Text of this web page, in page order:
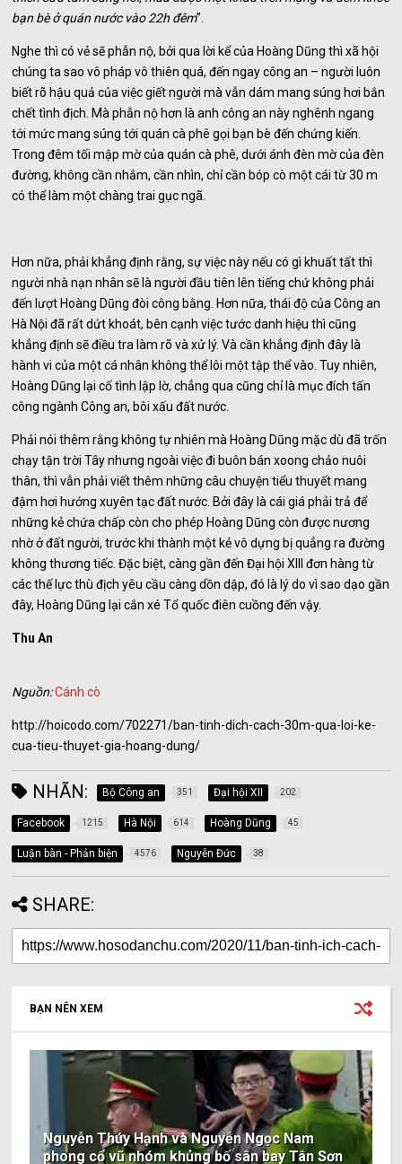
bạn bè ở quán nước vào 22h đêm”.
Nghe thì có vẻ sẽ phẫn nộ, bởi qua lời kể của Hoàng Dũng thì xã hội
chúng ta sao vô pháp vô thiên quá, đến ngay công an – người luôn
biết rõ hậu quả của việc giết người mà vẫn dám mang súng hơi bắn
chết tình địch. Mà phẫn nộ hơn là anh công an này nghênh ngang
tới mức mang súng tới quán cà phê gọi bạn bè đến chứng kiến.
Trong đêm tối mập mờ của quán cà phê, dưới ánh đèn mờ của đèn
đường, không cần nhắm, cần nhìn, chỉ cần bóp cò một cái từ 30 m
có thể làm một chàng trai gục ngã.
Hơn nữa, phải khẳng định rằng, sự việc này nếu có gì khuất tất thì
người nhà nạn nhân sẽ là người đầu tiên lên tiếng chứ không phải
đến lượt Hoàng Dũng đòi công bằng. Hơn nữa, thái độ của Công an
Hà Nội đã rất dứt khoát, bên cạnh việc tước danh hiệu thì cũng
khẳng định sẽ điều tra làm rõ và xử lý. Và cần khẳng định đây là
hành vi của một cá nhân không thể lôi một tập thể vào. Tuy nhiên,
Hoàng Dũng lại cố tình lập lờ, chẳng qua cũng chỉ là mục đích tấn
công ngành Công an, bôi xấu đất nước.
Phải nói thêm rằng không tự nhiên mà Hoàng Dũng mặc dù đã trốn
chạy tận trời Tây nhưng ngoài việc đi buôn bán xoong chảo nuôi
thân, thì vẫn phải viết thêm những câu chuyện tiểu thuyết mang
đậm hơi hướng xuyên tạc đất nước. Bởi đây là cái giá phải trả để
những kẻ chứa chấp còn cho phép Hoàng Dũng còn được nương
nhờ ở đất người, trước khi thành một kẻ vô dựng bị quẳng ra đường
không thương tiếc. Đặc biệt, càng gần đến Đại hội XIII đơn hàng từ
các thế lực thù địch yêu cầu càng dồn dập, đó là lý do vì sao dạo gần
đây, Hoàng Dũng lại cắn xé Tổ quốc điên cuồng đến vậy.
Thu An
Nguồn:Cánh cò
http://hoicodo.com/702271/ban-tinh-dich-cach-30m-qua-loi-ke-
cua-tieu-thuyet-gia-hoang-dung/
NHÃN: Bộ Công an 351 Đại hội XII 202
Facebook 1215 Hà Nội 614 Hoàng Dũng 45
Luận bàn - Phản biện 4576 Nguyễn Đức 38
SHARE:
BẠN NÊN XEM
Nguyễn Thúy Hạnh và Nguyễn Ngọc Nam
phong cổ vũ nhóm khủng bố sân bay Tân Sơn